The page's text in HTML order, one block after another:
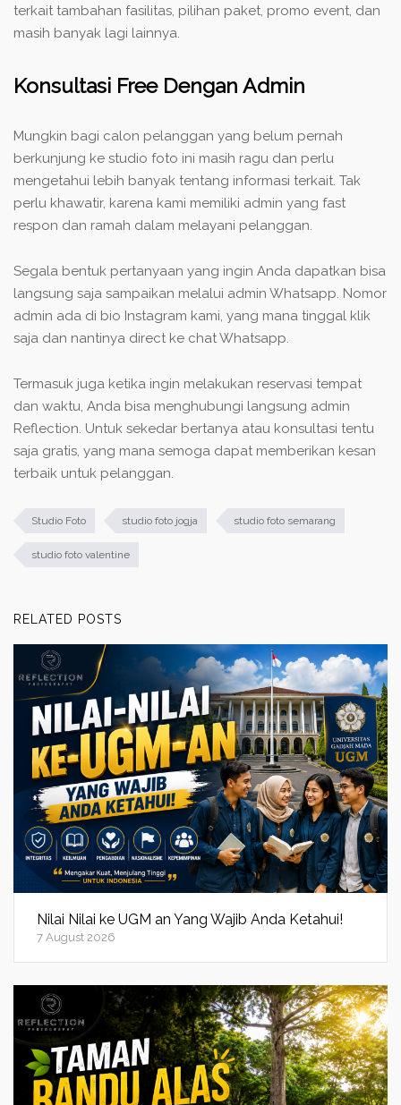
terkait tambahan fasilitas, pilihan paket, promo event, dan
masih banyak lagi lainnya.
Konsultasi Free Dengan Admin
Mungkin bagi calon pelanggan yang belum pernah
berkunjung ke studio foto ini masih ragu dan perlu
mengetahui lebih banyak tentang informasi terkait. Tak
perlu khawatir, karena kami memiliki admin yang fast
respon dan ramah dalam melayani pelanggan.
Segala bentuk pertanyaan yang ingin Anda dapatkan bisa
langsung saja sampaikan melalui admin Whatsapp. Nomor
admin ada di bio Instagram kami, yang mana tinggal klik
saja dan nantinya direct ke chat Whatsapp.
Termasuk juga ketika ingin melakukan reservasi tempat
dan waktu, Anda bisa menghubungi langsung admin
Reflection. Untuk sekedar bertanya atau konsultasi tentu
saja gratis, yang mana semoga dapat memberikan kesan
terbaik untuk pelanggan.
Studio Foto studio foto jogja studio foto semarang
studio foto valentine
RELATED POSTS
Nilai Nilai ke UGM an Yang Wajib Anda Ketahui!
7 August 2026